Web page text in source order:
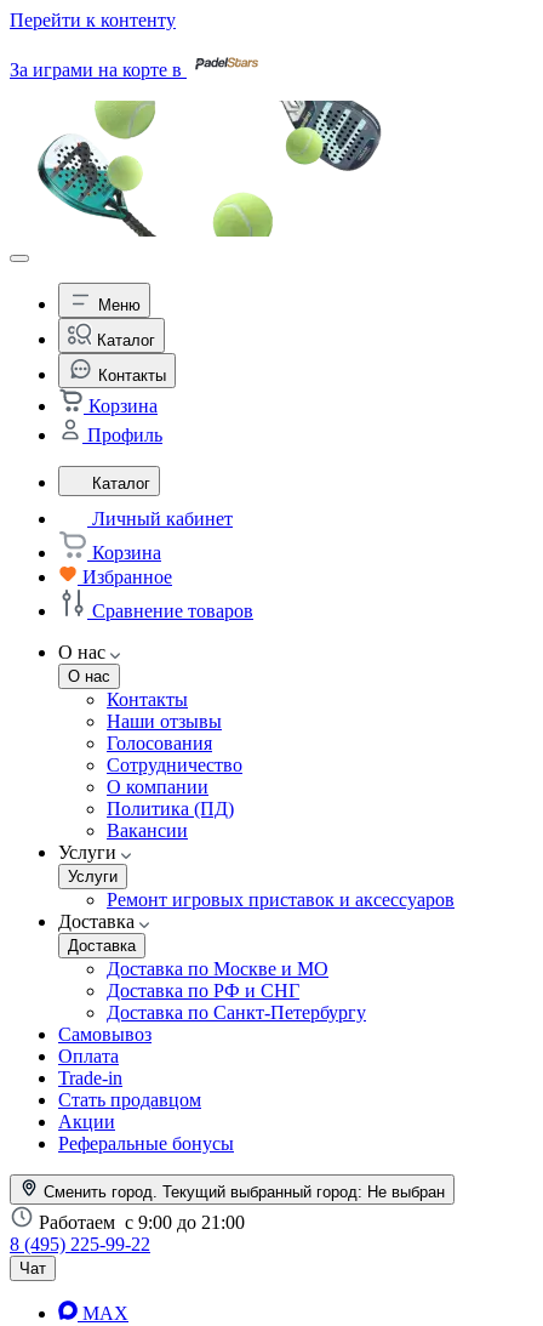
Перейти к контенту
За играми на корте в
Меню
Каталог
Контакты
Корзина
Профиль
Каталог
Личный кабинет
Корзина
Избранное
Сравнение товаров
О нас
О нас
Контакты
Наши отзывы
Голосования
Сотрудничество
О компании
Политика (ПД)
Вакансии
Услуги
Услуги
Ремонт игровых приставок и аксессуаров
Доставка
Доставка
Доставка по Москве и МО
Доставка по РФ и СНГ
Доставка по Санкт-Петербургу
Самовывоз
Оплата
Trade-in
Стать продавцом
Акции
Реферальные бонусы
Сменить город. Текущий выбранный город: Не выбран
Работаем с 9:00 до 21:00
8 (495) 225-99-22
Чат
MAX